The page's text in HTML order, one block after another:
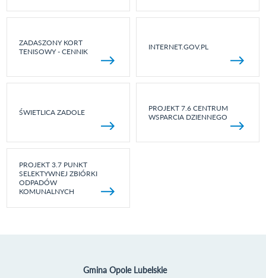
ZADASZONY KORT
TENISOWY - CENNIK
INTERNET.GOV.PL
ŚWIETLICA ZADOLE
PROJEKT 7.6 CENTRUM
WSPARCIA DZIENNEGO
PROJEKT 3.7 PUNKT
SELEKTYWNEJ ZBIÓRKI
ODPADÓW
KOMUNALNYCH
Gmina Opole Lubelskie